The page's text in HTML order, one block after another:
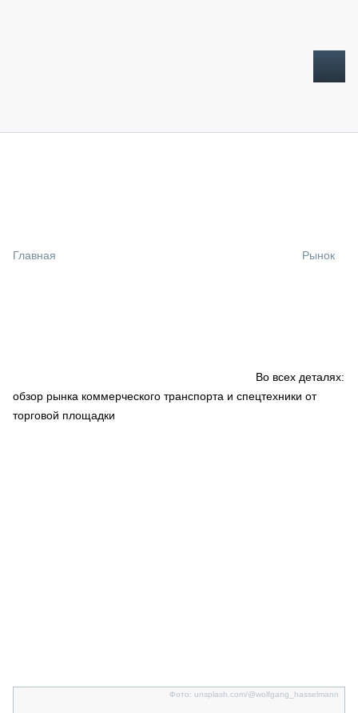
СПЕЦПРОЕКТЫ
МЕРОПРИЯТИЯ
Главная Рынок
Во всех деталях:
обзор рынка коммерческого транспорта и спецтехники от
торговой площадки
Фото: unsplash.com/@wolfgang_hasselmann